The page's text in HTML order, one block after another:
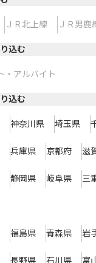
ＪＲ北上線 ＪＲ男鹿
込む
・アルバイト
込む
神奈川県 埼玉県
兵庫県 京都府 滋
静岡県 岐阜県 三
福島県 青森県 岩
長野県 石川県 富